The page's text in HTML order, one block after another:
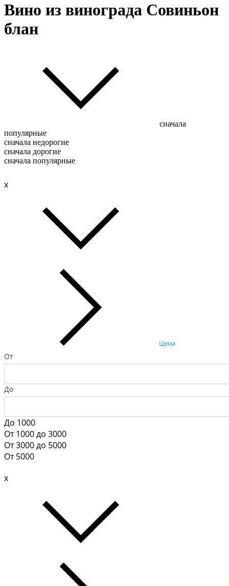
Вино из винограда Совиньон
блан
сначала
популярные
сначала недорогие
сначала дорогие
сначала популярные
x
Цена
От
До
До 1000
От 1000 до 3000
От 3000 до 5000
От 5000
x